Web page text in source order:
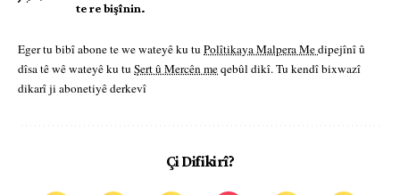
te re bişînin.
Eger tu bibî abone te we wateyê ku tu Polîtikaya Malpera Medipejînî û
dîsa tê wê wateyê ku tu Şert û Mercên meqebûl dikî. Tu kendî bixwazî
dikarî ji abonetiyê derkevî
Çi Difikirî?